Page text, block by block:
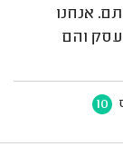
אנחנו
והם
10